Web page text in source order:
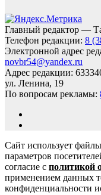
Главный редактор —
Телефон редакции: 8
Электронной адрес
novbr54@yandex.ru
Адрес редакции:
ул. Ленина, 19
По вопросам рекламы:
Сайт использует
параметров
согласие с политикой
применением данных
конфиденциальности